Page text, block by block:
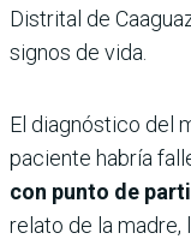
Distrital de
signos de vida.
El diagnóstico del
paciente habría
con punto de
relato de la madre,